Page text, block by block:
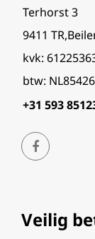
Terhorst 3
9411
kvk:
btw:
+31 593
Veilig